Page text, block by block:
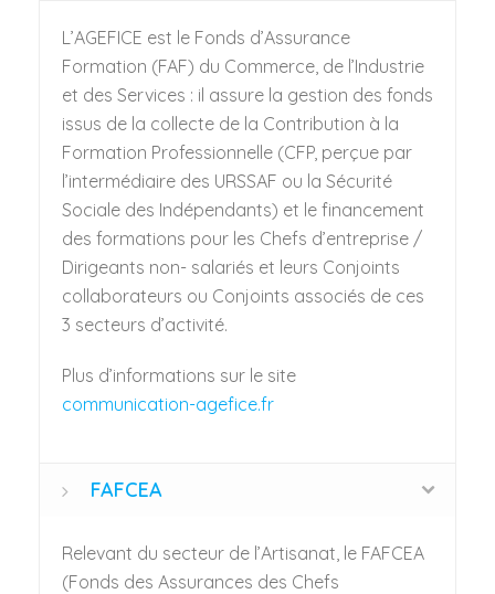
L’AGEFICE est le Fonds d’Assurance
Formation (FAF) du Commerce, de l’Industrie
et des Services : il assure la gestion des fonds
issus de la collecte de la Contribution à la
Formation Professionnelle (CFP, perçue par
l’intermédiaire des URSSAF ou la Sécurité
Sociale des Indépendants) et le financement
des formations pour les Chefs d’entreprise /
Dirigeants non- salariés et leurs Conjoints
collaborateurs ou Conjoints associés de ces
3 secteurs d’activité.
Plus d’informations sur le site
communication-agefice.fr
FAFCEA
Relevant du secteur de l’Artisanat, le FAFCEA
(Fonds des Assurances des Chefs